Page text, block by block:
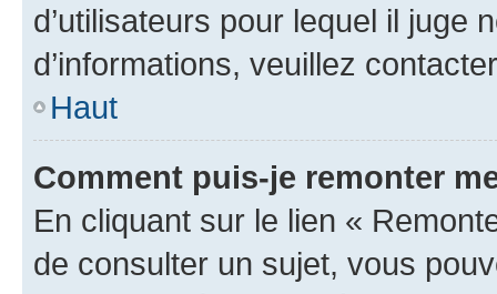
d’utilisateurs pour lequel il juge
d’informations, veuillez
Haut
Comment puis-je remonter
En cliquant sur le lien «
de consulter un sujet, vous